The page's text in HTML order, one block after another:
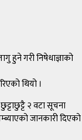
हुने गरी निषेधाज्ञाको
थियो ।
२ वटा सूचना
जानकारी दिएको